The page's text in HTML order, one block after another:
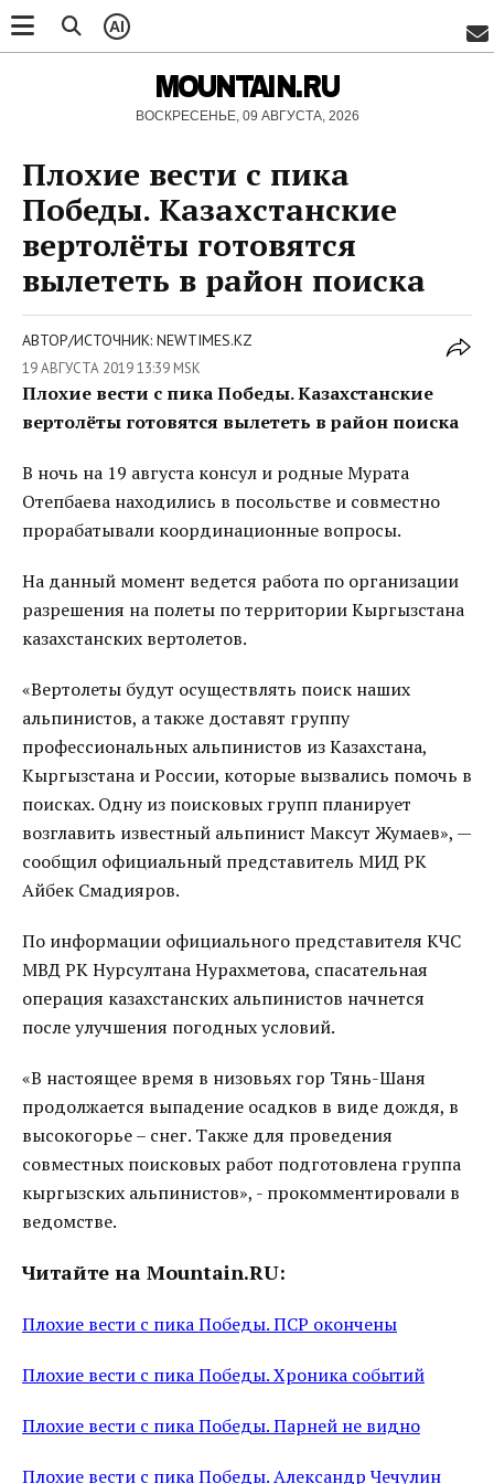
AI
MOUNTAIN.RU
ВОСКРЕСЕНЬЕ, 09 АВГУСТА, 2026
Плохие вести с пика
Победы. Казахстанские
вертолёты готовятся
вылететь в район поиска
АВТОР/ИСТОЧНИК: NEWTIMES.KZ
19 АВГУСТА 2019 13:39 MSK
Плохие вести с пика Победы. Казахстанские
вертолёты готовятся вылететь в район поиска
В ночь на 19 августа консул и родные Мурата
Отепбаева находились в посольстве и совместно
прорабатывали координационные вопросы.
На данный момент ведется работа по организации
разрешения на полеты по территории Кыргызстана
казахстанских вертолетов.
«Вертолеты будут осуществлять поиск наших
альпинистов, а также доставят группу
профессиональных альпинистов из Казахстана,
Кыргызстана и России, которые вызвались помочь в
поисках. Одну из поисковых групп планирует
возглавить известный альпинист Максут Жумаев», —
сообщил официальный представитель МИД РК
Айбек Смадияров.
По информации официального представителя КЧС
МВД РК Нурсултана Нурахметова, спасательная
операция казахстанских альпинистов начнется
после улучшения погодных условий.
«В настоящее время в низовьях гор Тянь-Шаня
продолжается выпадение осадков в виде дождя, в
высокогорье – снег. Также для проведения
совместных поисковых работ подготовлена группа
кыргызских альпинистов», - прокомментировали в
ведомстве.
Читайте на Mountain.RU:
Плохие вести с пика Победы. ПСР окончены
Плохие вести с пика Победы. Хроника событий
Плохие вести с пика Победы. Парней не видно
Плохие вести с пика Победы. Александр Чечулин